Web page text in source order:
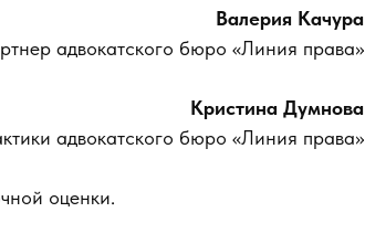
Валерия Качура
адвокатского бюро «Линия права»
Кристина Думнова
адвокатского бюро «Линия права»
оценки.